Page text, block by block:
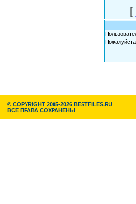
[
© COPYRIGHT 2005-2026 BESTFILES.RU
ВСЕ ПРАВА СОХРАНЕНЫ